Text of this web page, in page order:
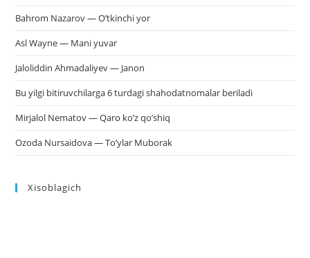
Bahrom Nazarov — O’tkinchi yor
Asl Wayne — Mani yuvar
Jaloliddin Ahmadaliyev — Janon
Bu yilgi bitiruvchilarga 6 turdagi shahodatnomalar beriladi
Mirjalol Nematov — Qaro ko’z qo’shiq
Ozoda Nursaidova — To’ylar Muborak
Xisoblagich